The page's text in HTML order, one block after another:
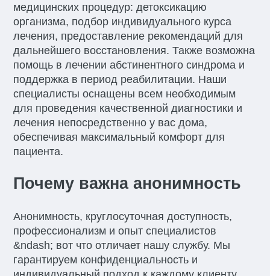
медицинских процедур: детоксикацию
организма, подбор индивидуального курса
лечения, предоставление рекомендаций для
дальнейшего восстановления. Также возможна
помощь в лечении абстинентного синдрома и
поддержка в период реабилитации. Наши
специалисты оснащены всем необходимым
для проведения качественной диагностики и
лечения непосредственно у вас дома,
обеспечивая максимальный комфорт для
пациента.
Почему важна анонимность
Анонимность, круглосуточная доступность,
профессионализм и опыт специалистов
&ndash; вот что отличает нашу службу. Мы
гарантируем конфиденциальность и